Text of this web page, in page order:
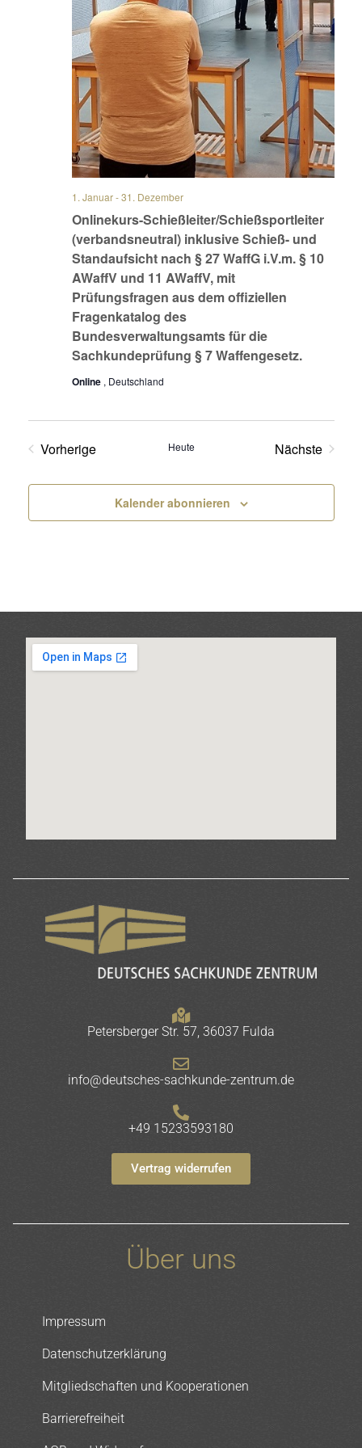
Onlinekurs-Schießleiter/Schießsportleiter
(verbandsneutral) inklusive Schieß- und
Standaufsicht nach § 27 WaffG i.V.m. § 10
AWaffV und 11 AWaffV, mit
Prüfungsfragen aus dem offiziellen
Fragenkatalog des
Bundesverwaltungsamts für die
Sachkundeprüfung § 7 Waffengesetz.
1. Januar-31. Dezember
Online , Deutschland
Vorherige
Heute
Nächste
Kalender abonnieren
Petersberger Str. 57, 36037 Fulda
info@deutsches-sachkunde-zentrum.de
+49 15233593180
Vertrag widerrufen
Über uns
Impressum
Datenschutzerklärung
Mitgliedschaften und Kooperationen
Barrierefreiheit